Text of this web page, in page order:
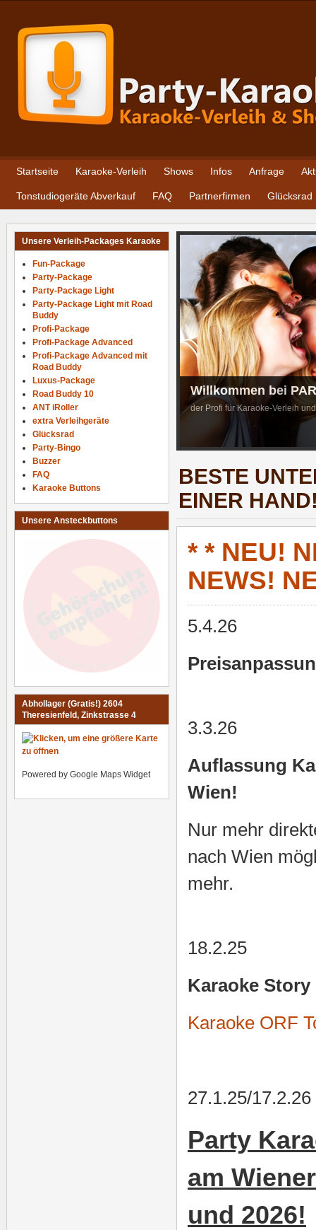
Startseite Karaoke-Verleih Shows Infos Anfrage
Tonstudiogeräte Abverkauf FAQ Partnerfirmen Glücksrad
Willkommen bei
der Profi für Karaoke-Verleih
BESTE
EINER
* * NEU!
NEWS!
5.4.26
3.3.26
Auflassung
Wien!
Nur mehr
nach Wien
mehr.
18.2.25
Karaoke Story
Karaoke ORF
27.1.25/17.2.26
Party
am
und 2026!
Unsere Verleih-Packages Karaoke
Fun-Package
Party-Package
Party-Package Light
Party-Package Light mit Road
Buddy
Profi-Package
Profi-Package Advanced
Profi-Package Advanced mit
Road Buddy
Luxus-Package
Road Buddy 10
ANT iRoller
extra Verleihgeräte
Glücksrad
Party-Bingo
Buzzer
FAQ
Karaoke Buttons
Unsere Ansteckbuttons
Abhollager (Gratis!) 2604
Theresienfeld, Zinkstrasse 4
Powered by Google Maps Widget